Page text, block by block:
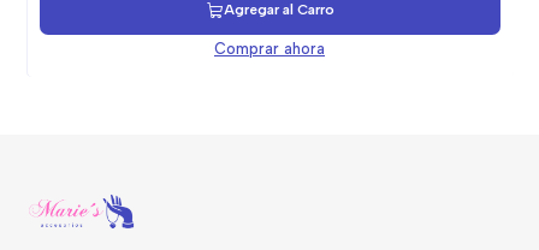
Agregar al Carro
Comprar ahora